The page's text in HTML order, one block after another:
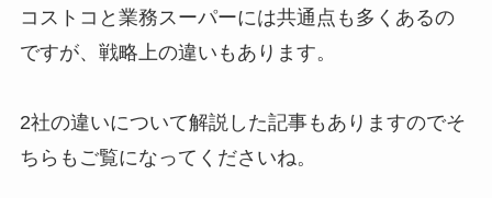
コストコと業務スーパーには共通点も多くあるの
ですが、戦略上の違いもあります。
2社の違いについて解説した記事もありますのでそ
ちらもご覧になってくださいね。